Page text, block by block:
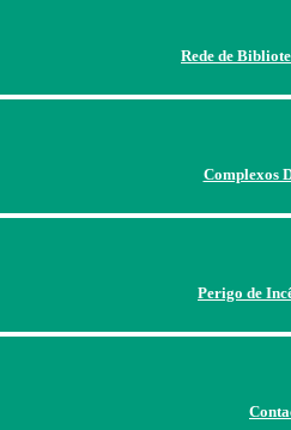
Rede de
Complexos
Perigo de